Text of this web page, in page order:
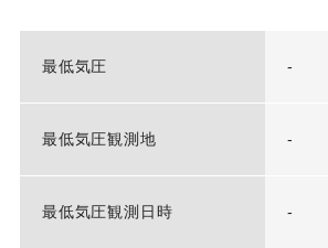
最低気圧 -
最低気圧観測地 -
最低気圧観測日時 -